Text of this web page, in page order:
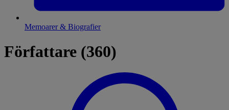
Memoarer & Biografier
Författare (360)